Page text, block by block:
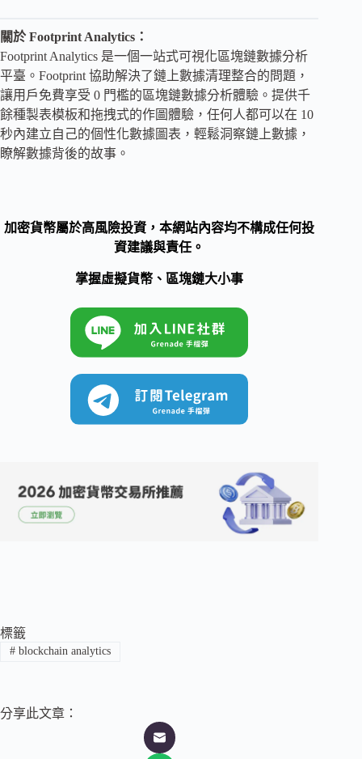
關於 Footprint Analytics：
Footprint Analytics 是一個一站式可視化區塊鏈數據分析
平臺。Footprint 協助解決了鏈上數據清理整合的問題，
讓用戶免費享受 0 門檻的區塊鏈數據分析體驗。提供千
餘種製表模板和拖拽式的作圖體驗，任何人都可以在 10
秒內建立自己的個性化數據圖表，輕鬆洞察鏈上數據，
瞭解數據背後的故事。
加密貨幣屬於高風險投資，本網站內容均不構成任何投
資建議與責任。
掌握虛擬貨幣、區塊鏈大小事
標籤
#blockchain analytics
分享此文章：